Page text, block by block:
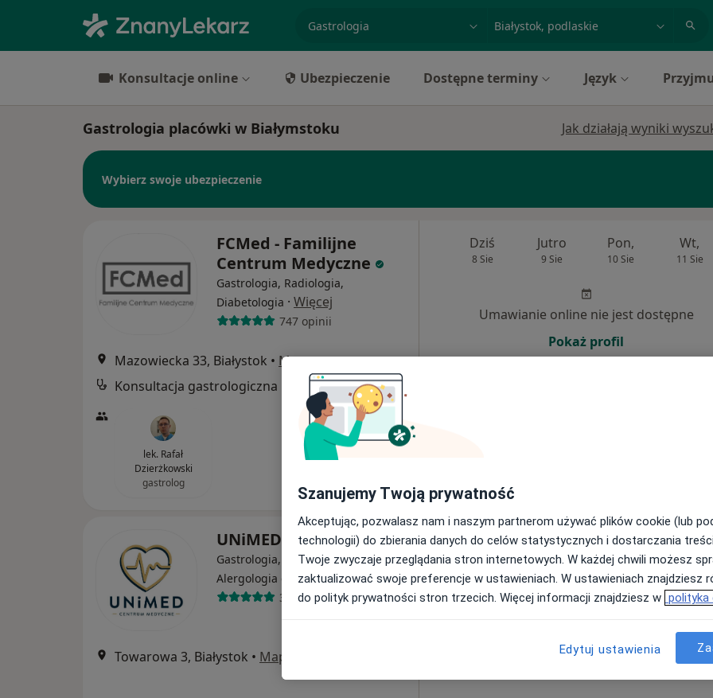
Konsultacje online Ubezpieczenie Dostępne terminy Język
Gastrologia placówki w Białymstoku Jak działają wyniki
Wybierz swoje ubezpieczenie
FCMed - Familijne
Centrum Medyczne
Gastrologia, Radiologia,
Diabetologia · Więcej
747 opinii
Mazowiecka 33, Białystok • Mapa
Konsultacja gastrologiczna
od 220 zł
lek. Rafał
Dzierżkowski
gastrolog
Dziś
8 Sie
Jutro
9 Sie
Pon,
10 Sie
Wt,
11 Sie
Umawianie online nie jest dostępne
Pokaż profil
UNiMED
Gastrologia, Alergologia,
Alergologia dziecięca·Więcej
3375 opinii
Towarowa 3, Białystok • Mapa
Dziś
8 Sie
Jutro
9 Sie
Pon,
10 Sie
Wt,
11 Sie
Umawianie online nie jest dostępne
Szanujemy Twoją prywatność
Akceptując, pozwalasz nam i naszym partnerom używać plików cookie (lub
technologii) do zbierania danych do celów statystycznych i dostarczania
Twoje zwyczaje przeglądania stron internetowych. W każdej chwili możesz
zaktualizować swoje preferencje w ustawieniach. W ustawieniach znajdziesz
do polityk prywatności stron trzecich. Więcej informacji znajdziesz w polityka
Edytuj ustawienia